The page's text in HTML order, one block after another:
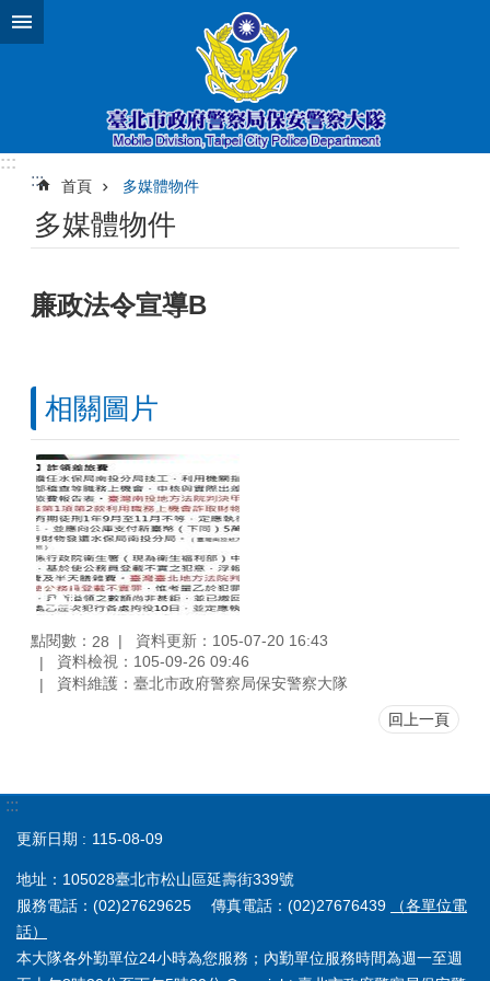
跳到主要內容區塊
:::
:::
首頁 多媒體物件
多媒體物件
廉政法令宣導B
相關圖片
點閱數： 28
資料更新：105-07-20 16:43
資料檢視：105-09-26 09:46
資料維護：臺北市政府警察局保安警察大隊
回上一頁
:::
更新日期 115-08-09
地址：105028臺北市松山區延壽街339號
服務電話：(02)27629625 傳真電話：(02)27676439
（各單位電
話）
本大隊各外勤單位24小時為您服務；內勤單位服務時間為週一至週